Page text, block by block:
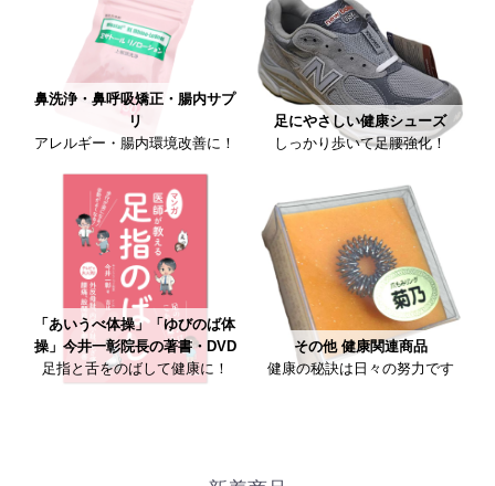
鼻洗浄・鼻呼吸矯正・腸内サプ
リ
アレルギー・腸内環境改善に！
足にやさしい健康シューズ
しっかり歩いて足腰強化！
「あいうべ体操」「ゆびのば体
操」今井一彰院長の著書・DVD
足指と舌をのばして健康に！
その他 健康関連商品
健康の秘訣は日々の努力です